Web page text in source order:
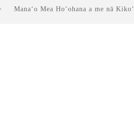
Manaʻo Mea Hoʻohana a me nā